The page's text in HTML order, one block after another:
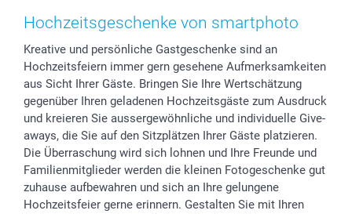
Zubehör & Material
Sticker & Etiketten
Geschenk-Gutscheine (PDF)
AGB
Presse
Partnerprogramme
Investor Relations
B2B smartbusiness
Widerrufsrecht
Muttertag
Kommunion & Konfirmation
Hochzeit
Geburtstag
Geburt
Zu allen Anlässen
Preise und Versandkosten
48h Lieferung
Zahlungsmöglichkeiten
Anmelden /Registrieren
Sitemap
Status der Bestellung
smartfriends
smartgarantie
smartbonus
Hochzeitsgeschenke von smartphoto
Kreative und persönliche Gastgeschenke sind an
Hochzeitsfeiern immer gern gesehene Aufmerksamkeiten
aus Sicht Ihrer Gäste. Bringen Sie Ihre Wertschätzung
gegenüber Ihren geladenen Hochzeitsgäste zum Ausdruck
und kreieren Sie aussergewöhnliche und individuelle Give-
aways, die Sie auf den Sitzplätzen Ihrer Gäste platzieren.
Die Überraschung wird sich lohnen und Ihre Freunde und
Familienmitglieder werden die kleinen Fotogeschenke gut
zuhause aufbewahren und sich an Ihre gelungene
Hochzeitsfeier gerne erinnern. Gestalten Sie mit Ihren